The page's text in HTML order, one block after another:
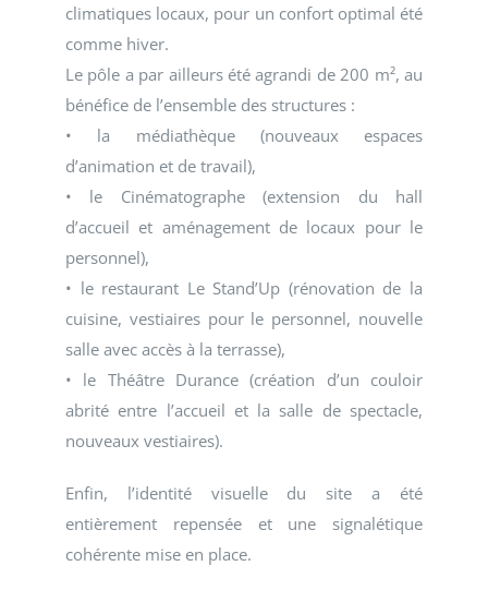
climatiques locaux, pour un confort optimal été
comme hiver.
Le pôle a par ailleurs été agrandi de 200 m², au
bénéfice de l’ensemble des structures :
• la médiathèque (nouveaux espaces
d’animation et de travail),
• le Cinématographe (extension du hall
d’accueil et aménagement de locaux pour le
personnel),
• le restaurant Le Stand’Up (rénovation de la
cuisine, vestiaires pour le personnel, nouvelle
salle avec accès à la terrasse),
• le Théâtre Durance (création d’un couloir
abrité entre l’accueil et la salle de spectacle,
nouveaux vestiaires).
Enfin, l’identité visuelle du site a été
entièrement repensée et une signalétique
cohérente mise en place.